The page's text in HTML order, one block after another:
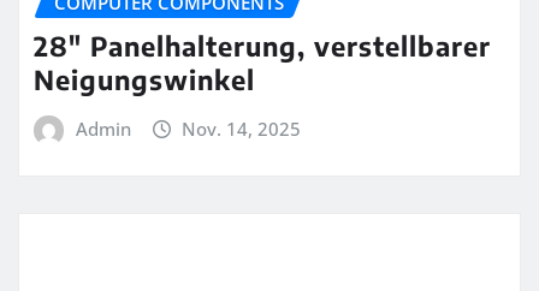
28″ Panelhalterung, verstellbarer
Neigungswinkel
Admin Nov. 14, 2025